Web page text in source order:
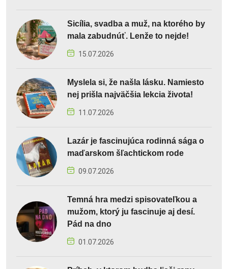
Sicília, svadba a muž, na ktorého by
mala zabudnúť. Lenže to nejde!
15.07.2026
Myslela si, že našla lásku. Namiesto
nej prišla najväčšia lekcia života!
11.07.2026
Lazár je fascinujúca rodinná sága o
maďarskom šľachtickom rode
09.07.2026
Temná hra medzi spisovateľkou a
mužom, ktorý ju fascinuje aj desí.
Pád na dno
01.07.2026